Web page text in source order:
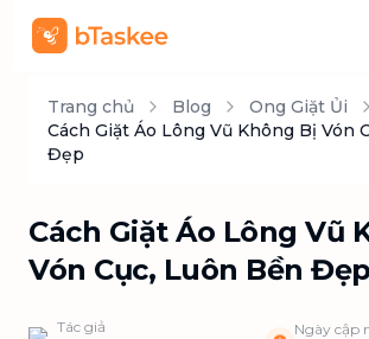
Trang chủ Blog
Ong Giặt Ủi
Cách Giặt Áo Lông Vũ Không Bị Vón
Đẹp
Cách Giặt Áo Lông Vũ
Vón Cục, Luôn Bền Đẹp
Tác giả Ngày cập